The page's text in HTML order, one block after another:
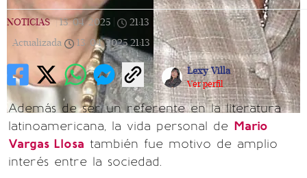
NOTICIAS | 13/04/2025 21:13
Actualizada
13/04/2025 21:13
Lexy Villa
Ver perfil
Además de ser un referente en la literatura
latinoamericana, la vida personal de Mario
Vargas Llosa también fue motivo de amplio
interés entre la sociedad.